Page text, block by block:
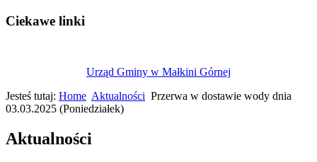
Ciekawe linki
Urząd Gminy w Małkini Górnej
Jesteś tutaj: Home Aktualności Przerwa w dostawie wody dnia
03.03.2025 (Poniedziałek)
Aktualności